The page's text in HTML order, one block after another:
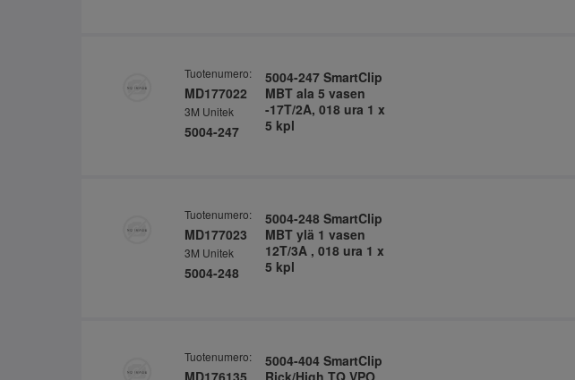
Tuotenumero:
MD177022
3M Unitek
5004-247
5004-247 SmartClip
MBT ala 5 vasen
-17T/2A, 018 ura 1 x
5 kpl
Tuotenumero:
MD177023
3M Unitek
5004-248
5004-248 SmartClip
MBT ylä 1 vasen
12T/3A , 018 ura 1 x
5 kpl
Tuotenumero:
5004-404 SmartClip